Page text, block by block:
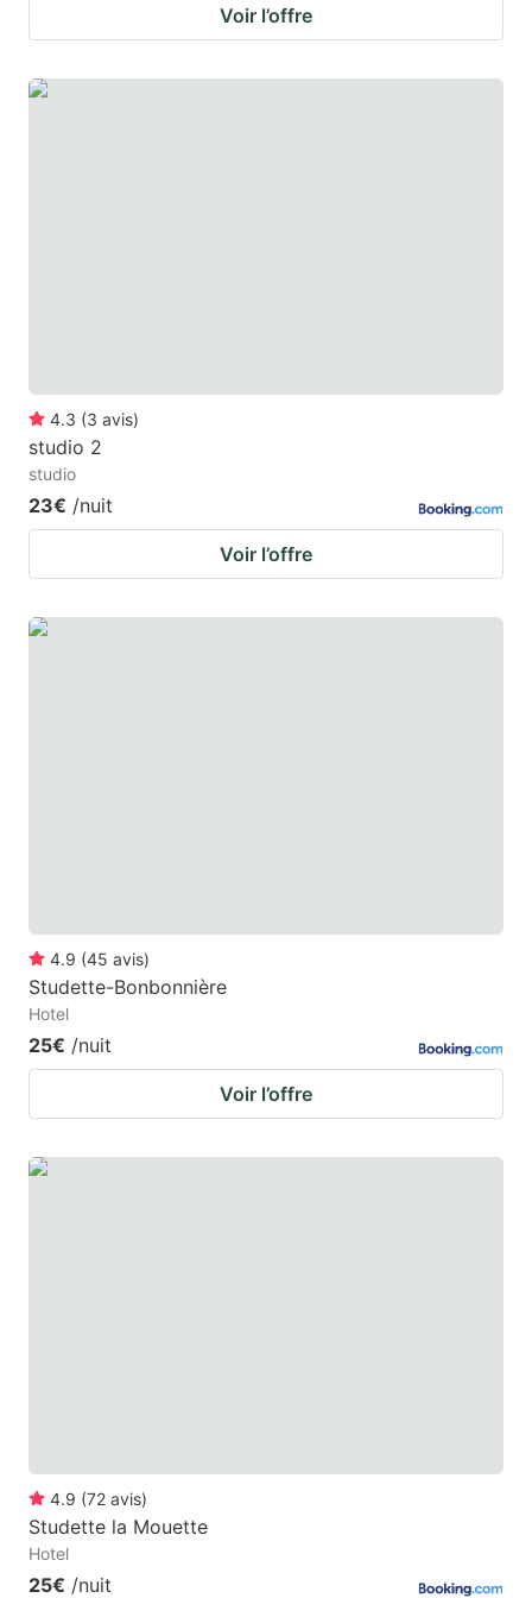
Voir l’offre
4.3 (3 avis)
studio 2
studio
23€ /nuit
Voir l’offre
4.9 (45 avis)
Studette-Bonbonnière
Hotel
25€ /nuit
Voir l’offre
4.9 (72 avis)
Studette la Mouette
Hotel
25€ /nuit